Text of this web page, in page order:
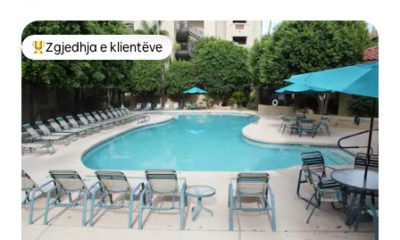
Më të mirat e zgjedhjeve të klientëve
Zgjedhja e klientëve